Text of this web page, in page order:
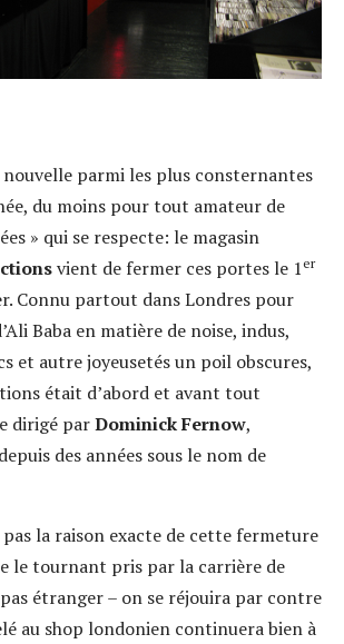
nouvelle parmi les plus consternantes
du moins pour tout amateur de
» qui se respecte: le magasin
vient de fermer ces portes le 1 er
Connu partout dans Londres pour
Baba en matière de noise, indus,
et autre joyeusetés un poil obscures,
était d’abord et avant tout
dirigé parDominick Fernow,
des années sous le nom de
la raison exacte de cette fermeture
le tournant pris par la carrière de
étranger – on se réjouira par contre
au shop londonien continuera bien à